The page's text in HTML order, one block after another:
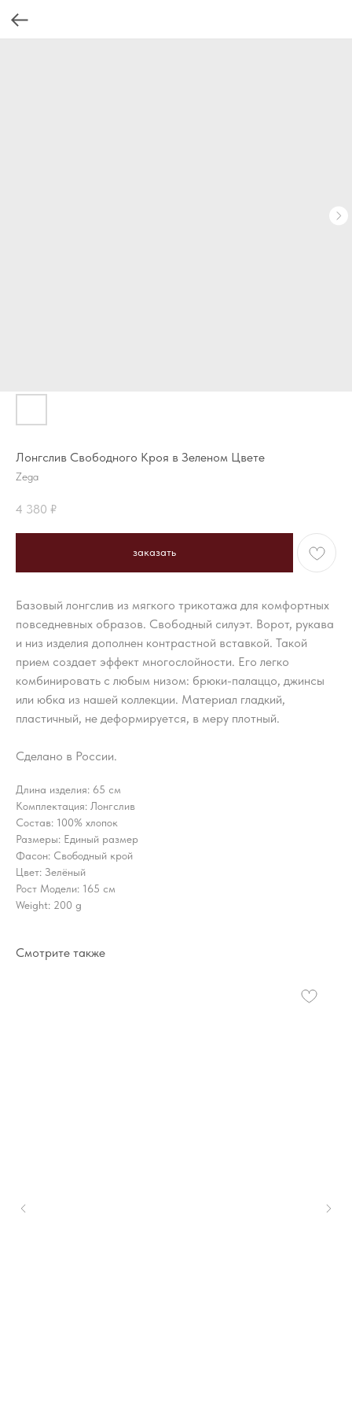
Лонгслив Свободного Кроя в Зеленом Цвете
Zega
4 380 ₽
заказать
Базовый лонгслив из мягкого трикотажа для комфортных
повседневных образов. Свободный силуэт. Ворот, рукава
и низ изделия дополнен контрастной вставкой. Такой
прием создает эффект многослойности. Его легко
комбинировать с любым низом: брюки-палаццо, джинсы
или юбка из нашей коллекции. Материал гладкий,
пластичный, не деформируется, в меру плотный.
Сделано в России.
Длина изделия: 65 см
Комплектация: Лонгслив
Состав: 100% хлопок
Размеры: Единый размер
Фасон: Свободный крой
Цвет: Зелёный
Рост Модели: 165 см
Weight: 200 g
Смотрите также